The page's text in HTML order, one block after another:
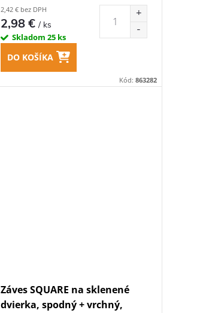
2,42 € bez DPH
2,98 €/ ks
Skladom 25 ks
DO KOŠÍKA
Kód: 863282
Záves SQUARE na sklenené
dvierka, spodný + vrchný,